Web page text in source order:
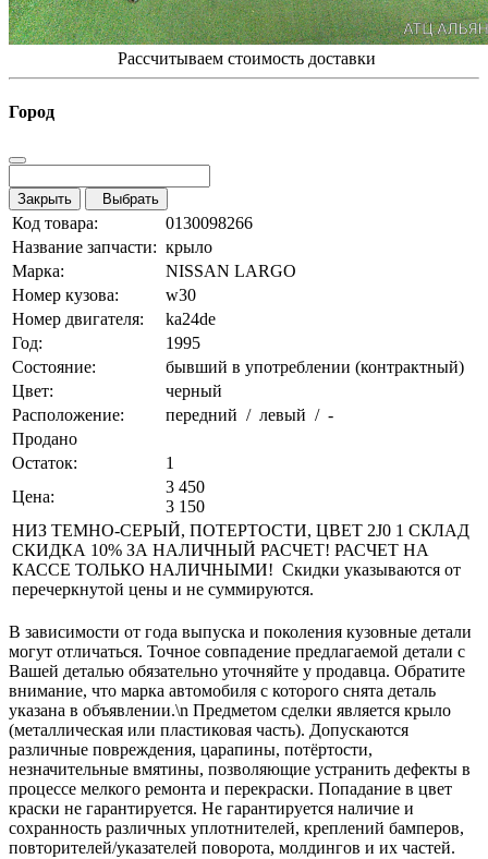
Рассчитываем стоимость доставки
Город
Закрыть Выбрать
Код товара:
0130098266
Название запчасти: крыло
Марка:
NISSAN LARGO
Номер кузова:
w30
Номер двигателя:
ka24de
Год:
1995
Состояние:
бывший в употреблении (контрактный)
Цвет:
черный
Расположение:
передний / левый / -
Продано
Остаток:
1
Цена:
3 450
3 150
НИЗ ТЕМНО-СЕРЫЙ, ПОТЕРТОСТИ, ЦВЕТ 2J0 1 СКЛАД
СКИДКА 10% ЗА НАЛИЧНЫЙ РАСЧЕТ! РАСЧЕТ НА
КАССЕ ТОЛЬКО НАЛИЧНЫМИ! Скидки указываются от
перечеркнутой цены и не суммируются.
В зависимости от года выпуска и поколения кузовные детали
могут отличаться. Точное совпадение предлагаемой детали с
Вашей деталью обязательно уточняйте у продавца. Обратите
внимание, что марка автомобиля с которого снята деталь
указана в объявлении.\n Предметом сделки является крыло
(металлическая или пластиковая часть). Допускаются
различные повреждения, царапины, потёртости,
незначительные вмятины, позволяющие устранить дефекты в
процессе мелкого ремонта и перекраски. Попадание в цвет
краски не гарантируется. Не гарантируется наличие и
сохранность различных уплотнителей, креплений бамперов,
повторителей/указателей поворота, молдингов и их частей.